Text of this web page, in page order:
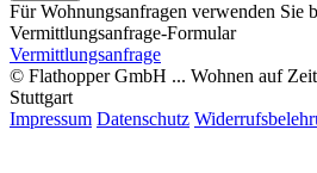
Für Wohnungsanfragen verwenden Sie
Vermittlungsanfrage-Formular
Vermittlungsanfrage
© Flathopper GmbH ... Wohnen auf
Stuttgart
Impressum Datenschutz